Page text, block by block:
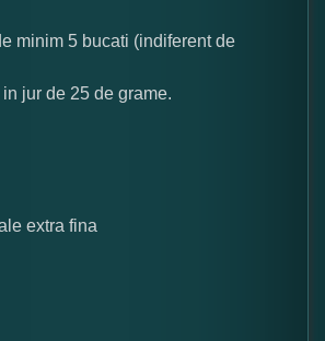
minim 5 bucati (indiferent de
jur de 25 de grame.
extra fina